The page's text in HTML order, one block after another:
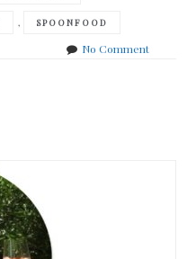
, SPOONFOOD
No Commenton